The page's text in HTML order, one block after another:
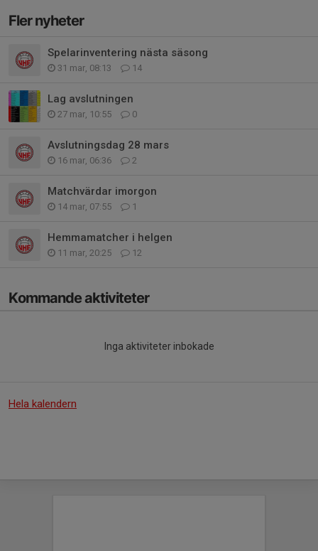
Fler nyheter
Spelarinventering nästa säsong
31 mar, 08:13 14
Lag avslutningen
27 mar, 10:55 0
Avslutningsdag 28 mars
16 mar, 06:36 2
Matchvärdar imorgon
14 mar, 07:55 1
Hemmamatcher i helgen
11 mar, 20:25 12
Kommande aktiviteter
Inga aktiviteter inbokade
Hela kalendern